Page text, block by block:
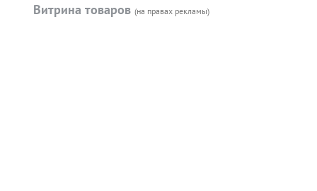
Витрина товаров (на правах рекламы)